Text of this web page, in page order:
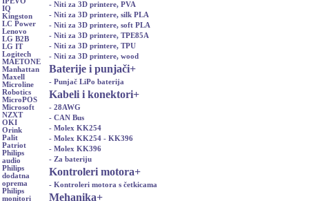
IQ
Kingston
LC Power
Lenovo
LG B2B
LG IT
Logitech
MAETONE
Manhattan
Maxell
Microline
Robotics
MicroPOS
Microsoft
NZXT
OKI
Orink
Palit
Patriot
Philips
audio
Philips
dodatna
oprema
Philips
monitori
- Niti za 3D printere, PVA
- Niti za 3D printere, silk PLA
- Niti za 3D printere, soft PLA
- Niti za 3D printere, TPE85A
- Niti za 3D printere, TPU
- Niti za 3D printere, wood
Baterije i punjači+
- Punjač LiPo baterija
Kabeli i konektori+
- 28AWG
- CAN Bus
- Molex KK254
- Molex KK254 - KK396
- Molex KK396
- Za bateriju
Kontroleri motora+
- Kontroleri motora s četkicama
Mehanika+